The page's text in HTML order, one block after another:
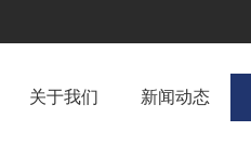
关于我们 新闻动态